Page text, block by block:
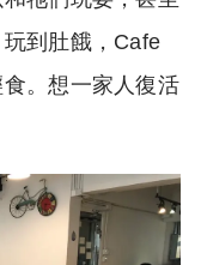
到肚餓，Cafe
。想一家人復活